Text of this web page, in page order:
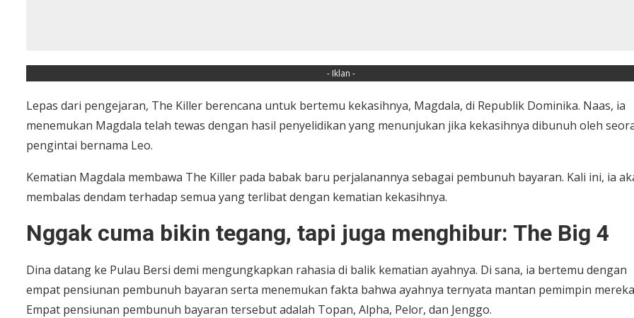
- Iklan -
Lepas dari pengejaran, The Killer berencana untuk bertemu kekasihnya, Magdala, di Republik Dominika. Naas, ia
menemukan Magdala telah tewas dengan hasil penyelidikan yang menunjukan jika kekasihnya dibunuh oleh
pengintai bernama Leo.
Kematian Magdala membawa The Killer pada babak baru perjalanannya sebagai pembunuh bayaran. Kali ini, ia
membalas dendam terhadap semua yang terlibat dengan kematian kekasihnya.
Nggak cuma bikin tegang, tapi juga menghibur: The Big 4
Dina datang ke Pulau Bersi demi mengungkapkan rahasia di balik kematian ayahnya. Di sana, ia bertemu dengan
empat pensiunan pembunuh bayaran serta menemukan fakta bahwa ayahnya ternyata mantan pemimpin
Empat pensiunan pembunuh bayaran tersebut adalah Topan, Alpha, Pelor, dan Jenggo.